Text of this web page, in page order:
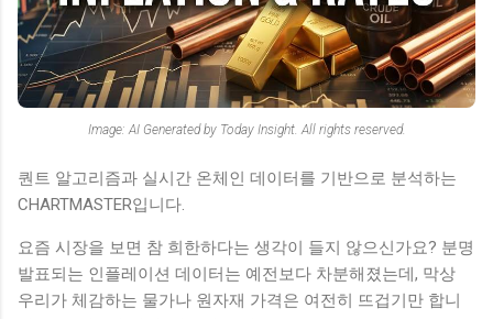
Image: AI Generated by Today Insight. All rights reserved.
퀀트 알고리즘과 실시간 온체인 데이터를 기반으로 분석하는
CHARTMASTER입니다.
요즘 시장을 보면 참 희한하다는 생각이 들지 않으신가요? 분명
발표되는 인플레이션 데이터는 예전보다 차분해졌는데, 막상
우리가 체감하는 물가나 원자재 가격은 여전히 뜨겁기만 합니